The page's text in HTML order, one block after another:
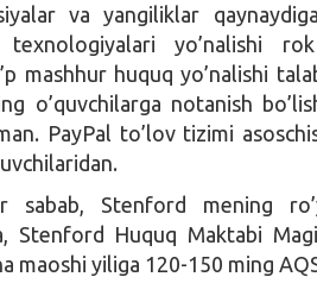
va yangiliklar
yo’nalishi
mashhur huquq yo’nalishi
o’quvchilarga notanish
PayPal to’lov tizimi
sabab, Stenford mening
Stenford Huquq Maktabi
maoshi yiliga 120-150 ming